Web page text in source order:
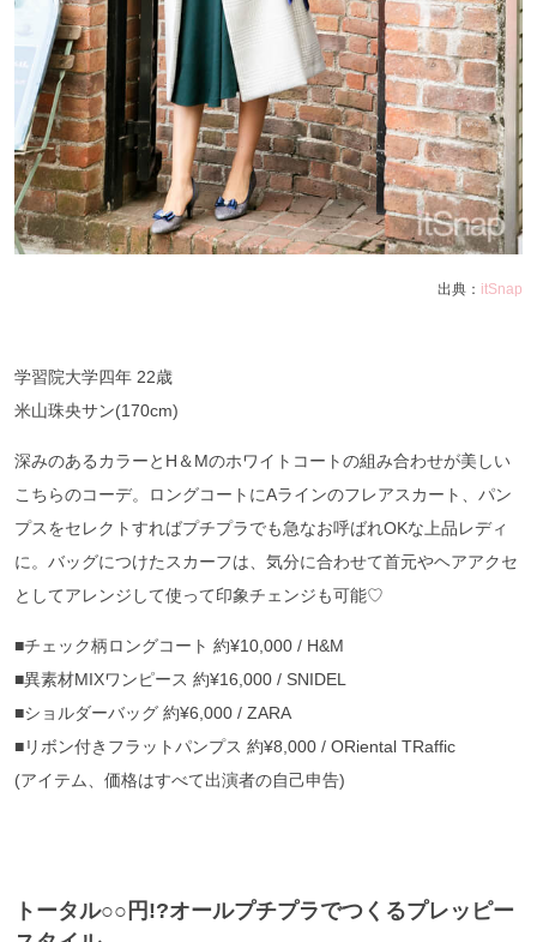
出典： itSnap
学習院大学四年 22歳
米山珠央サン(170cm)
深みのあるカラーとH＆Mのホワイトコートの組み合わせが美しい
こちらのコーデ。ロングコートにAラインのフレアスカート、パン
プスをセレクトすればプチプラでも急なお呼ばれOKな上品レディ
に。バッグにつけたスカーフは、気分に合わせて首元やヘアアクセ
としてアレンジして使って印象チェンジも可能♡
■チェック柄ロングコート 約¥10,000 / H&M
■異素材MIXワンピース 約¥16,000 / SNIDEL
■ショルダーバッグ 約¥6,000 / ZARA
■リボン付きフラットパンプス 約¥8,000 / ORiental TRaffic
(アイテム、価格はすべて出演者の自己申告)
トータル○○円!?オールプチプラでつくるプレッピー